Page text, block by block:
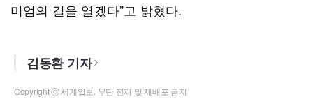
미엄의 길을 열겠다”고 밝혔다.
김동환 기자
Copyright ⓒ 세계일보. 무단 전재 및 재배포 금지